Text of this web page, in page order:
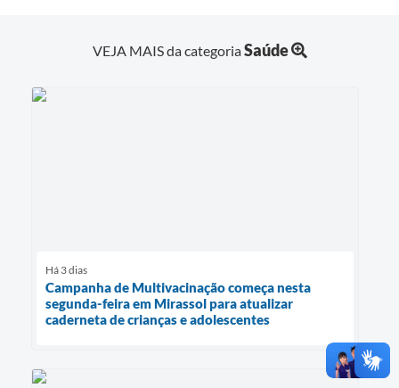
VEJA MAIS da categoriaSaúde
Há 3 dias
Campanha de Multivacinação começa nesta
segunda-feira em Mirassol para atualizar
caderneta de crianças e adolescentes